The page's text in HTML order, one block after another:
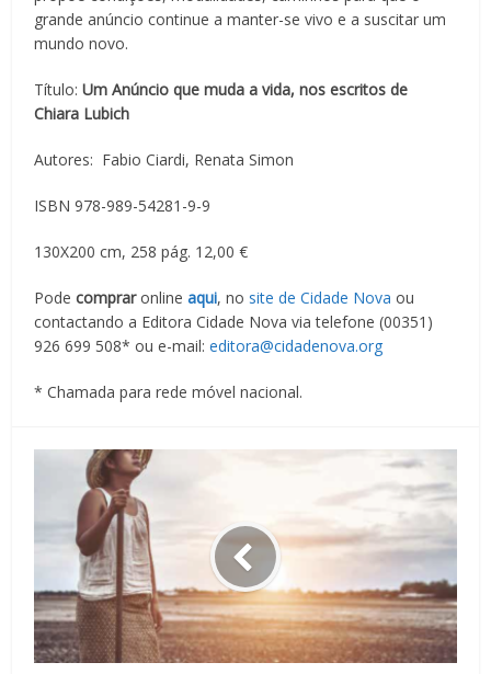
grande anúncio continue a manter-se vivo e a suscitar um
mundo novo.
Título:Um Anúncio que muda a vida, nos escritos de
Chiara Lubich
Autores: Fabio Ciardi, Renata Simon
ISBN 978-989-54281-9-9
130X200 cm, 258 pág. 12,00 €
Podecompraronlineaqui, no site de Cidade Nova ou
contactando a Editora Cidade Nova via telefone (00351)
926 699 508* ou e-mail:editora@cidadenova.org
* Chamada para rede móvel nacional.